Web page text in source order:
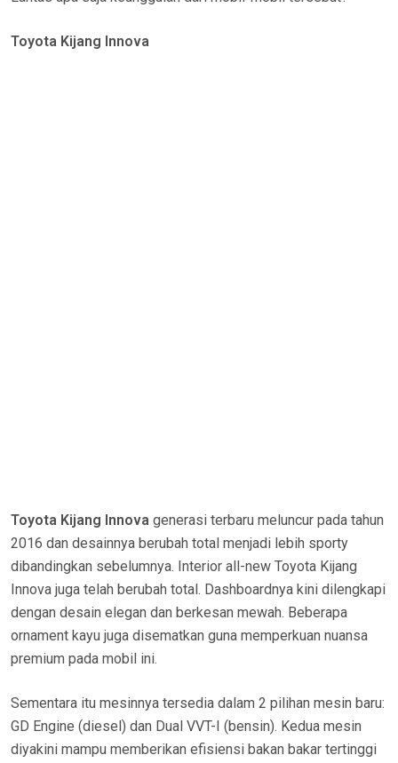
Toyota Kijang Innova
Toyota Kijang Innova generasi terbaru meluncur pada tahun
2016 dan desainnya berubah total menjadi lebih sporty
dibandingkan sebelumnya. Interior all-new Toyota Kijang
Innova juga telah berubah total. Dashboardnya kini dilengkapi
dengan desain elegan dan berkesan mewah. Beberapa
ornament kayu juga disematkan guna memperkuan nuansa
premium pada mobil ini.
Sementara itu mesinnya tersedia dalam 2 pilihan mesin baru:
GD Engine (diesel) dan Dual VVT-I (bensin). Kedua mesin
diyakini mampu memberikan efisiensi bakan bakar tertinggi